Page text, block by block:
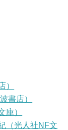
）
書店）
庫）
（光人社NF文